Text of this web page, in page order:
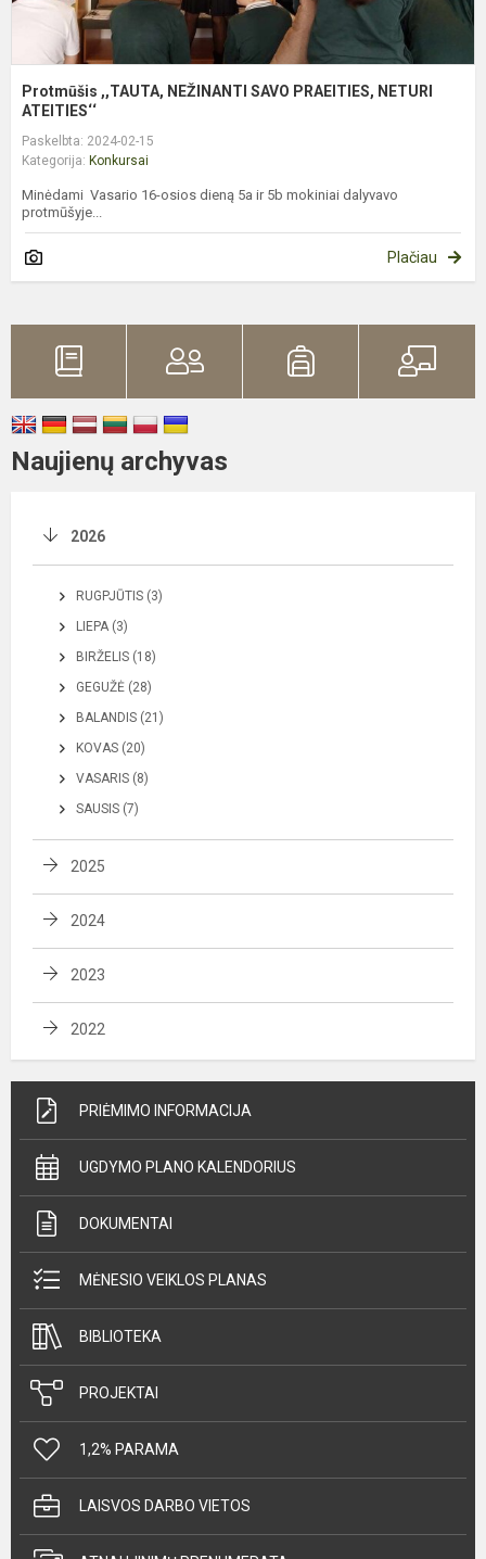
Protmūšis ,,TAUTA, NEŽINANTI SAVO PRAEITIES, NETURI
ATEITIES‘‘
Paskelbta: 2024-02-15
Kategorija: Konkursai
Minėdami Vasario 16-osios dieną 5a ir 5b mokiniai dalyvavo
protmūšyje...
Plačiau
Naujienų archyvas
2026
RUGPJŪTIS (3)
LIEPA (3)
BIRŽELIS (18)
GEGUŽĖ (28)
BALANDIS (21)
KOVAS (20)
VASARIS (8)
SAUSIS (7)
2025
2024
2023
2022
PRIĖMIMO INFORMACIJA
UGDYMO PLANO KALENDORIUS
DOKUMENTAI
MĖNESIO VEIKLOS PLANAS
BIBLIOTEKA
PROJEKTAI
1,2% PARAMA
LAISVOS DARBO VIETOS